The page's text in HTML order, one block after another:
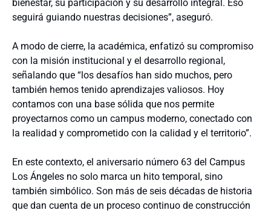
bienestar, su participación y su desarrollo integral. Eso
seguirá guiando nuestras decisiones”, aseguró.
A modo de cierre, la académica, enfatizó su compromiso
con la misión institucional y el desarrollo regional,
señalando que “los desafíos han sido muchos, pero
también hemos tenido aprendizajes valiosos. Hoy
contamos con una base sólida que nos permite
proyectarnos como un campus moderno, conectado con
la realidad y comprometido con la calidad y el territorio”.
En este contexto, el aniversario número 63 del Campus
Los Ángeles no solo marca un hito temporal, sino
también simbólico. Son más de seis décadas de historia
que dan cuenta de un proceso continuo de construcción